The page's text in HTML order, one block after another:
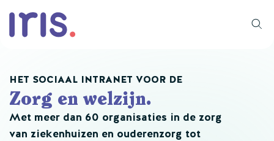
HET SOCIAAL INTRANET VOOR DE
Zorg en welzijn.
Met meer dan 60 organisaties in de zorg
van ziekenhuizen en ouderenzorg tot